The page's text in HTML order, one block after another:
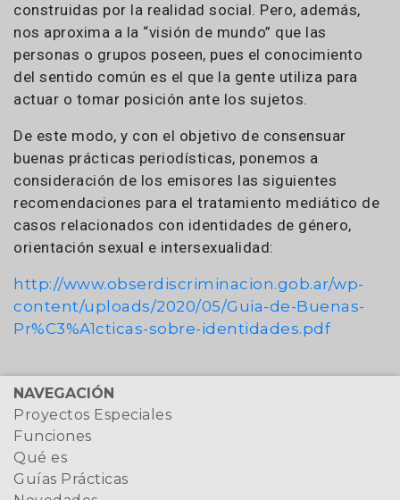
construidas por la realidad social. Pero, además,
nos aproxima a la “visión de mundo” que las
personas o grupos poseen, pues el conocimiento
del sentido común es el que la gente utiliza para
actuar o tomar posición ante los sujetos.
De este modo, y con el objetivo de consensuar
buenas prácticas periodísticas, ponemos a
consideración de los emisores las siguientes
recomendaciones para el tratamiento mediático de
casos relacionados con identidades de género,
orientación sexual e intersexualidad:
http://www.obserdiscriminacion.gob.ar/wp-
content/uploads/2020/05/Guia-de-Buenas-
Pr%C3%A1cticas-sobre-identidades.pdf
NAVEGACIÓN
Proyectos Especiales
Funciones
Qué es
Guías Prácticas